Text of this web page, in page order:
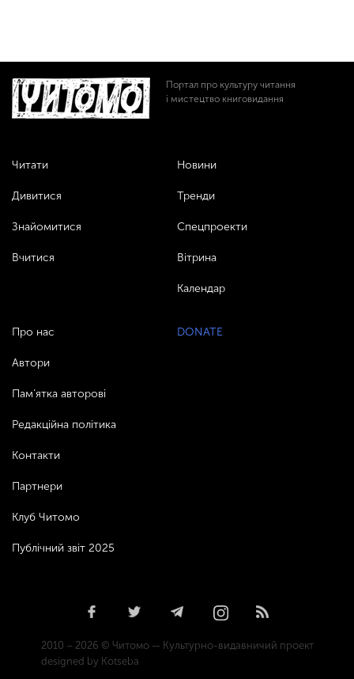
Портал про культуру читання
і мистецтво книговидання
Читати
Дивитися
Знайомитися
Вчитися
Новини
Тренди
Спецпроекти
Вітрина
Календар
Про нас
Автори
Пам’ятка авторові
Редакційна політика
Контакти
Партнери
Клуб Читомо
Публічний звіт 2025
DONATE
2010 – 2026 © Читомо — Культурно-видавничий проект
designed by Kotseba